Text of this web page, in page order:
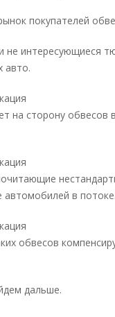
покупателей
не интересующиеся
авто.
на сторону обвесов
в потоке.
обвесов
дальше.